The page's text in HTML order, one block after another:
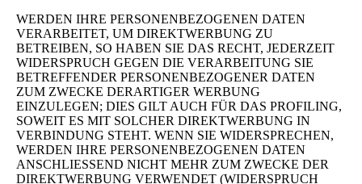
WERDEN IHRE PERSONENBEZOGENEN DATEN
VERARBEITET, UM DIREKTWERBUNG ZU
BETREIBEN, SO HABEN SIE DAS RECHT, JEDERZEIT
WIDERSPRUCH GEGEN DIE VERARBEITUNG SIE
BETREFFENDER PERSONENBEZOGENER DATEN
ZUM ZWECKE DERARTIGER WERBUNG
EINZULEGEN; DIES GILT AUCH FÜR DAS PROFILING,
SOWEIT ES MIT SOLCHER DIREKTWERBUNG IN
VERBINDUNG STEHT. WENN SIE WIDERSPRECHEN,
WERDEN IHRE PERSONENBEZOGENEN DATEN
ANSCHLIESSEND NICHT MEHR ZUM ZWECKE DER
DIREKTWERBUNG VERWENDET (WIDERSPRUCH